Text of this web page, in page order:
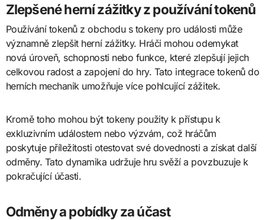
Zlepšené herní zážitky z používání tokenů
Používání tokenů z obchodu s tokeny pro události může
významně zlepšit herní zážitky. Hráči mohou odemykat
nová úroveň, schopnosti nebo funkce, které zlepšují jejich
celkovou radost a zapojení do hry. Tato integrace tokenů do
herních mechanik umožňuje více pohlcující zážitek.
Kromě toho mohou být tokeny použity k přístupu k
exkluzivním událostem nebo výzvám, což hráčům
poskytuje příležitosti otestovat své dovednosti a získat další
odměny. Tato dynamika udržuje hru svěží a povzbuzuje k
pokračující účasti.
Odměny a pobídky za účast